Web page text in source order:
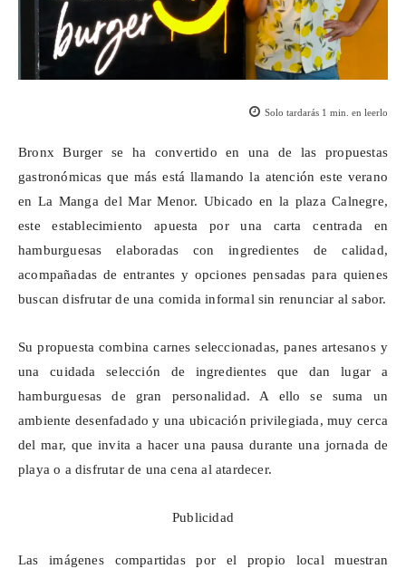
Solo tardarás 1 min. en leerlo
Bronx Burger se ha convertido en una de las propuestas
gastronómicas que más está llamando la atención este verano
en La Manga del Mar Menor. Ubicado en la plazaCalnegre,
este establecimiento apuesta por una carta centrada en
hamburguesas elaboradas con ingredientes de calidad,
acompañadas de entrantes y opciones pensadas para quienes
buscan disfrutar de una comida informal sin renunciar al sabor.
Su propuesta combina carnes seleccionadas, panes artesanos y
una cuidada selección de ingredientes que dan lugar a
hamburguesas de gran personalidad. A ello se suma un
ambiente desenfadado y una ubicación privilegiada, muy cerca
del mar, que invita a hacer una pausa durante una jornada de
playa o a disfrutar de una cena al atardecer.
Publicidad
Las imágenes compartidas por el propio local muestran